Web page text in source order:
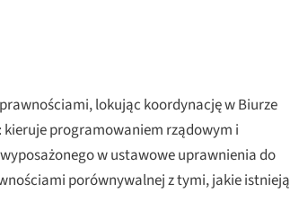
lokując koordynację w Biurze
programowaniem rządowym i
w ustawowe uprawnienia do
porównywalnej z tymi, jakie istnieją